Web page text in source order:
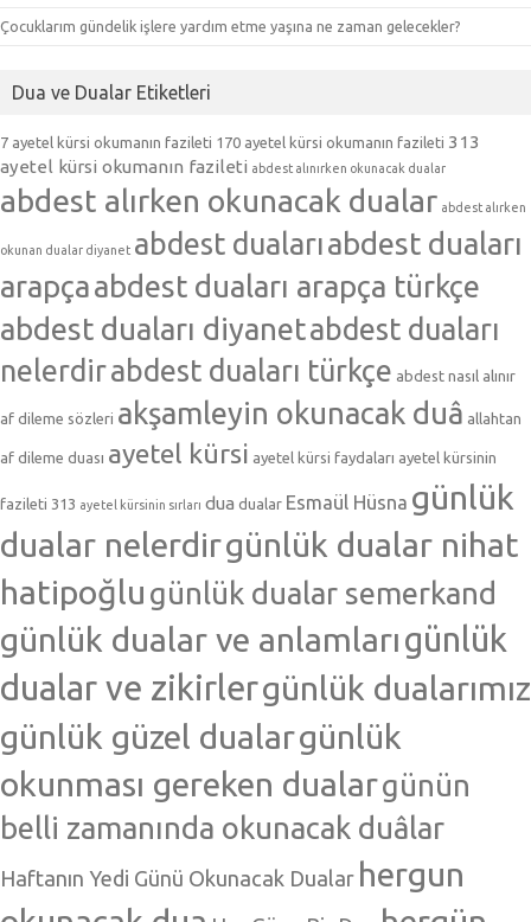
Çocuklarım gündelik işlere yardım etme yaşına ne zaman gelecekler?
Dua ve Dualar Etiketleri
7 ayetel kürsi okumanın fazileti 170 ayetel kürsi okumanın fazileti 313
ayetel kürsi okumanın fazileti abdest alınırken okunacak dualar
abdest alırken okunacak dualar abdest alırken
okunan dualar diyanet abdest dualarıabdest duaları
arapçaabdest duaları arapça türkçe
abdest duaları diyanetabdest duaları
nelerdirabdest duaları türkçe abdest nasıl alınır
af dileme sözleri akşamleyin okunacak duâ allahtan
af dileme duası ayetel kürsi ayetel kürsi faydaları ayetel kürsinin
fazileti 313 ayetel kürsinin sırları dua dualar Esmaül Hüsna günlük
dualar nelerdirgünlük dualar nihat
hatipoğlu günlük dualar semerkand
günlük dualar ve anlamlarıgünlük
dualar ve zikirlergünlük dualarımız
günlük güzel dualargünlük
okunması gereken dualargünün
belli zamanında okunacak duâlar
Haftanın Yedi Günü Okunacak Dualar hergun